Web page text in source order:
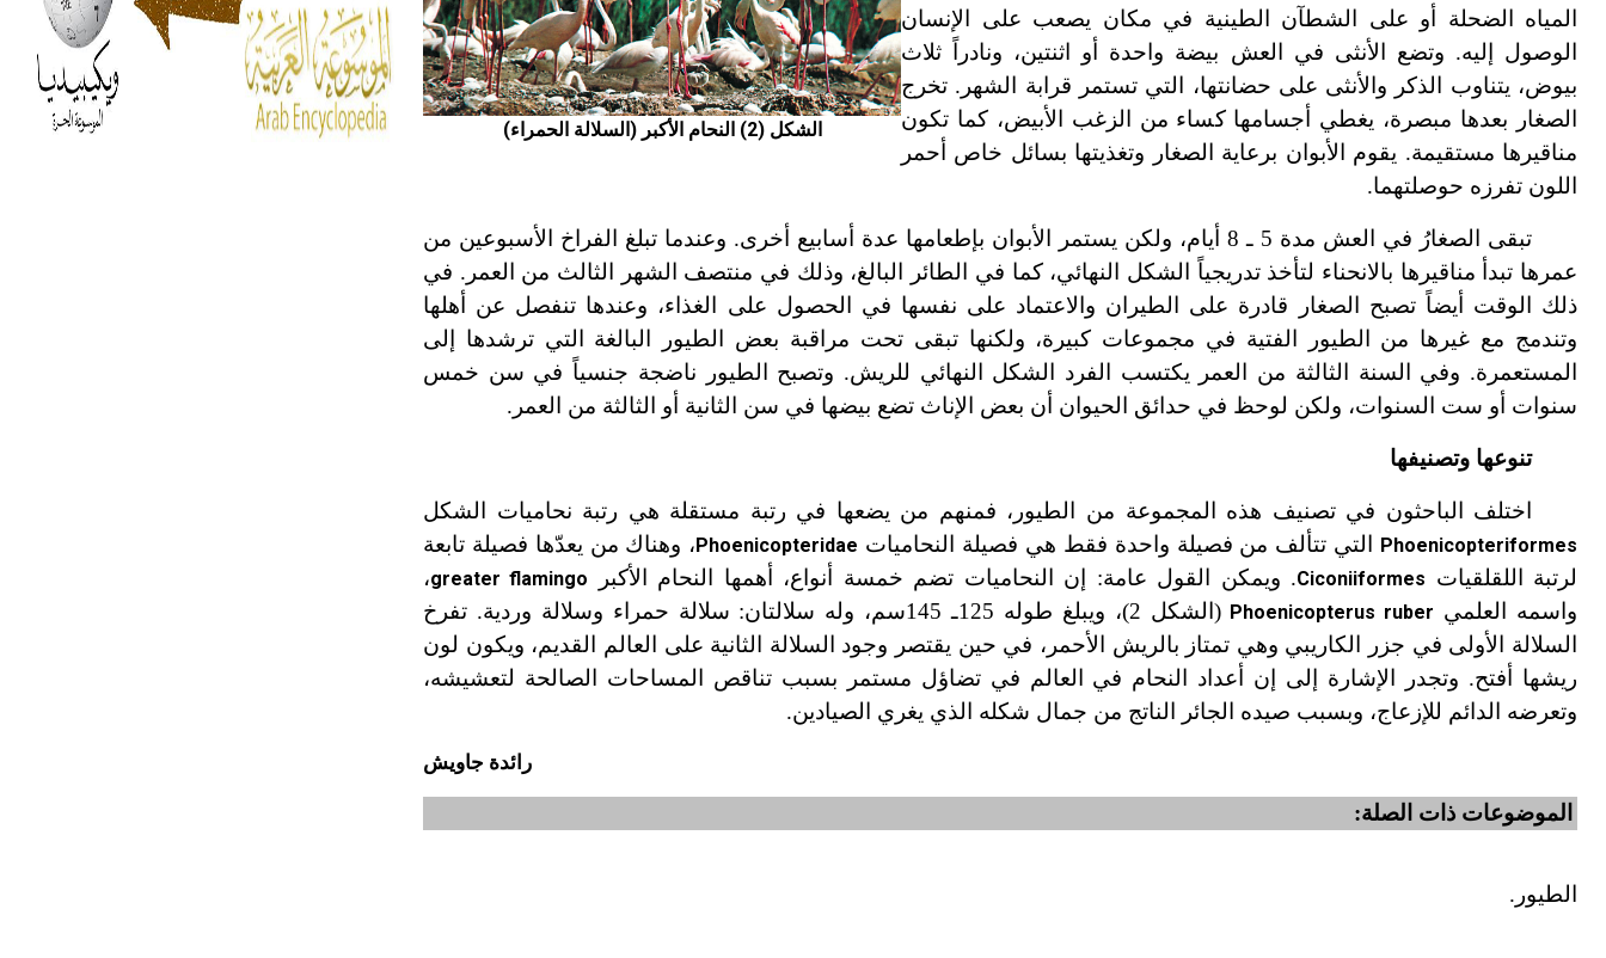
الشكل (2) النحام الأكبر (السلالة الحمراء)
المياه الضحلة أو على الشطآن الطينية في مكان يصعب على الإنسان
الوصول إليه. وتضع الأنثى في العش بيضة واحدة أو اثنتين، ونادراً ثلاث
بيوض، يتناوب الذكر والأنثى على حضانتها، التي تستمر قرابة الشهر. تخرج
الصغار بعدها مبصرة، يغطي أجسامها كساء من الزغب الأبيض، كما تكون
مناقيرها مستقيمة. يقوم الأبوان برعاية الصغار وتغذيتها بسائل خاص أحمر
اللون تفرزه حوصلتهما.
تبقى الصغارُ في العش مدة 5 ـ 8 أيام، ولكن يستمر الأبوان بإطعامها عدة أسابيع أخرى. وعندما تبلغ الفراخ الأسبوعين من
عمرها تبدأ مناقيرها بالانحناء لتأخذ تدريجياً الشكل النهائي، كما في الطائر البالغ، وذلك في منتصف الشهر الثالث من العمر. في
ذلك الوقت أيضاً تصبح الصغار قادرة على الطيران والاعتماد على نفسها في الحصول على الغذاء، وعندها تنفصل عن أهلها
وتندمج مع غيرها من الطيور الفتية في مجموعات كبيرة، ولكنها تبقى تحت مراقبة بعض الطيور البالغة التي ترشدها إلى
المستعمرة. وفي السنة الثالثة من العمر يكتسب الفرد الشكل النهائي للريش. وتصبح الطيور ناضجة جنسياً في سن خمس
سنوات أو ست السنوات، ولكن لوحظ في حدائق الحيوان أن بعض الإناث تضع بيضها في سن الثانية أو الثالثة من العمر.
تنوعها وتصنيفها
اختلف الباحثون في تصنيف هذه المجموعة من الطيور، فمنهم من يضعها في رتبة مستقلة هي رتبة نحاميات الشكل
Phoenicopteriformes التي تتألف من فصيلة واحدة فقط هي فصيلة النحاميات Phoenicopteridae، وهناك من يعدّها فصيلة تابعة
لرتبة اللقلقيات Ciconiiformes. ويمكن القول عامة: إن النحاميات تضم خمسة أنواع، أهمها النحام الأكبر greater flamingo،
واسمه العلمي Phoenicopterus ruber
(الشكل 2)، ويبلغ طوله 125ـ 145سم، وله سلالتان: سلالة حمراء وسلالة وردية. تفرخ
السلالة الأولى في جزر الكاريبي وهي تمتاز بالريش الأحمر، في حين يقتصر وجود السلالة الثانية على العالم القديم، ويكون لون
ريشها أفتح. وتجدر الإشارة إلى إن أعداد النحام في العالم في تضاؤل مستمر بسبب تناقص المساحات الصالحة لتعشيشه،
وتعرضه الدائم للإزعاج، وبسبب صيده الجائر الناتج من جمال شكله الذي يغري الصيادين.
رائدة جاويش
الموضوعات ذات الصلة:
الطيور.
- هل تعلم أن المرجان إفراز حيواني
يتكون في البحر ويتركب من مادة
كربونات الكلسيوم، وهو أحمر أو شديد
الحمرة وهو أجود أنواعه، ويمتاز بكبر
الحجم ويسمى الش